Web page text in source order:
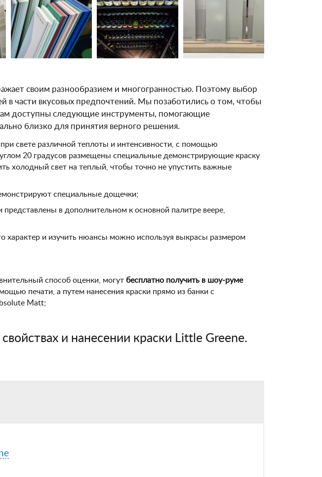
своим разнообразием и многогранностью. Поэтому выбор
в части вкусовых предпочтений. Мы позаботились о том, чтобы
доступны следующие инструменты, помогающие
близко для принятия верного решения.
при свете различной теплоты и интенсивности, с помощью
20 градусов размещены специальные демонстрирующие краску
холодный свет на теплый, чтобы точно не упустить важные
специальные дощечки;
представлены в дополнительном к основной палитре веере,
характер и изучить нюансы можно используя выкрасы размером
способ оценки, могут бесплатно получить в шоу-руме
печати, а путем нанесения краски прямо из банки с
Matt;
и нанесении краски Little Greene.